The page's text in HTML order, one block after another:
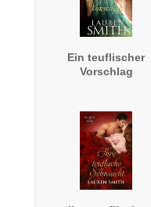
Ein teuflischer
Vorschlag